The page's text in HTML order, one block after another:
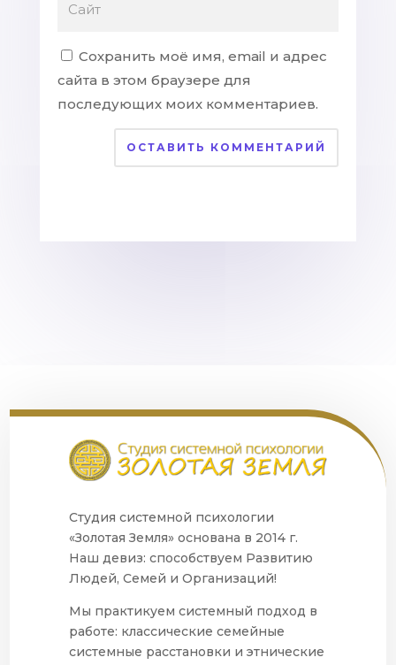
Сохранить моё имя, email и адрес
сайта в этом браузере для
последующих моих комментариев.
ОСТАВИТЬ КОММЕНТАРИЙ
Студия системной психологии
«Золотая Земля» основана в 2014 г.
Наш девиз: способствуем Развитию
Людей, Семей и Организаций!
Мы практикуем системный подход в
работе: классические семейные
системные расстановки и этнические